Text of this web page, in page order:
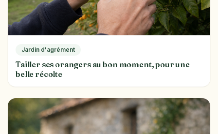
Jardin d'agrément
Tailler ses orangers au bon moment, pour une
belle récolte